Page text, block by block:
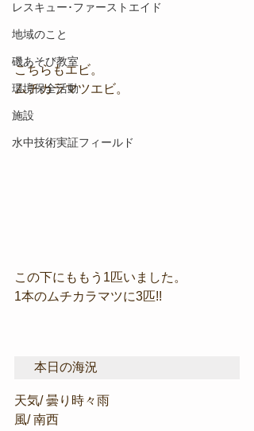
レスキュー･ファーストエイド
地域のこと
磯あそび教室
環境保全活動
施設
水中技術実証フィールド
こちらもエビ。
ムチカラマツエビ。
この下にももう1匹いました。
1本のムチカラマツに3匹!!
本日の海況
天気/ 曇り時々雨
風/ 南西